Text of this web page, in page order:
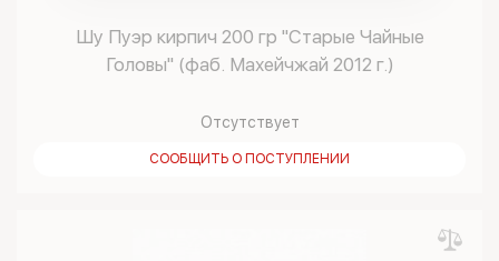
Шу Пуэр кирпич 200 гр "Старые Чайные
Головы" (фаб. Махейчжай 2012 г.)
Отсутствует
СООБЩИТЬ О ПОСТУПЛЕНИИ